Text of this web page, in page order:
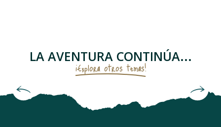
MAISON GRADET-POQUE & ESPACE
STUDIO TANDOORI
ÉGLISE FORTIFIÉE DITE DES TEMPLIERS
CHAPELLE SAINTE BARBE
PISTE DE LUGE A LUZ ARDIDEN
AIR AVENTURE PYRÉNÉES
LA AVENTURA CONTINÚA...
¡Explora otros temas!